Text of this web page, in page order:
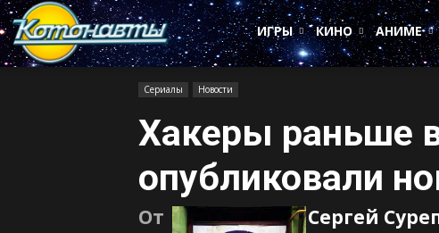
Котонавты
ИГРЫ
КИНО АНИМЕ
Сериалы Новости
Хакеры раньше
опубликовали
От Сергей